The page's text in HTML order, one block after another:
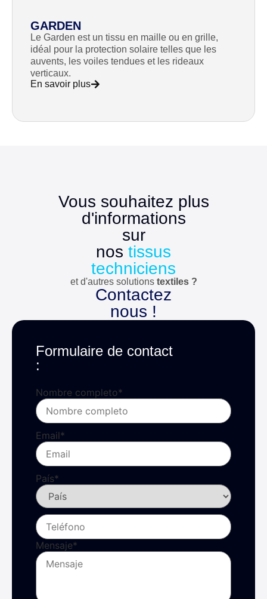
GARDEN
Le Garden est un tissu en maille ou en grille,
idéal pour la protection solaire telles que les
auvents, les voiles tendues et les rideaux
verticaux.
En savoir plus
Vous souhaitez plus
d'informations
sur
nos tissus
techniciens
et d'autres solutions textiles ?
Contactez
nous !
Formulaire de contact
:
Nombre completo*
Email*
País*
Mensaje*